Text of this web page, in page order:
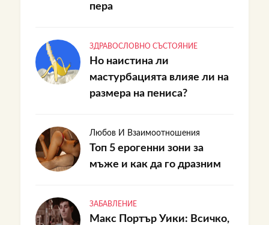
пера
ЗДРАВОСЛОВНО СЪСТОЯНИЕ
Но наистина ли
мастурбацията влияе ли на
размера на пениса?
Любов И Взаимоотношения
Топ 5 ерогенни зони за
мъже и как да го дразним
ЗАБАВЛЕНИЕ
Макс Портър Уики: Всичко,